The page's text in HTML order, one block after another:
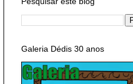
Galeria Dédis 30 anos